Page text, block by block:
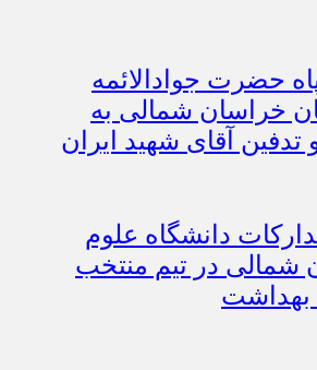
حضرت جوادالائمه
خراسان شمالی به
تدفین آقای شهید ایران
دانشگاه علوم
در تیم منتخب
بهداشت